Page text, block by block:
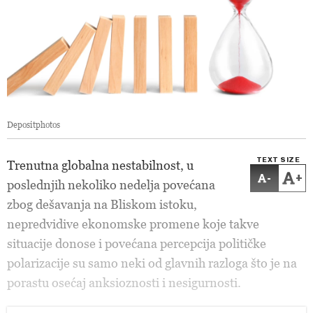
Depositphotos
TEXT SIZE
- +
Trenutna globalna nestabilnost, u
poslednjih nekoliko nedelja povećana
zbog dešavanja na Bliskom istoku,
nepredvidive ekonomske promene koje takve
situacije donose i povećana percepcija političke
polarizacije su samo neki od glavnih razloga što je na
porastu osećaj anksioznosti i nesigurnosti.